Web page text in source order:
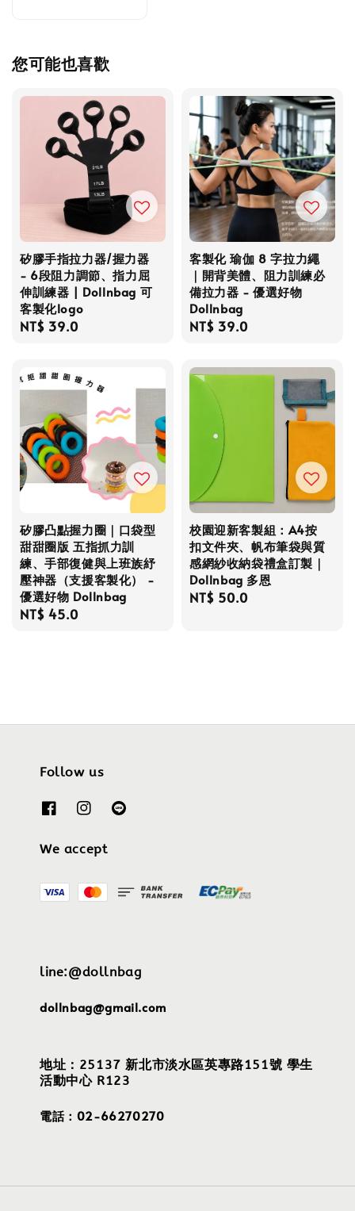
您可能也喜歡
矽膠手指拉力器/握力器
- 6段阻力調節、指力屈
伸訓練器 | Dollnbag 可
客製化logo
Regular
NT$ 39.0
客製化 瑜伽 8 字拉力繩
｜開背美體、阻力訓練必
備拉力器 - 優選好物
Dollnbag
Regular
NT$ 39.0
矽膠凸點握力圈｜口袋型
甜甜圈版 五指抓力訓
練、手部復健與上班族紓
壓神器（支援客製化） -
優選好物 Dollnbag
Regular
NT$ 45.0
校園迎新客製組：A4按
扣文件夾、帆布筆袋與質
感網紗收納袋禮盒訂製｜
Dollnbag 多恩
Regular
NT$ 50.0
Follow us
We accept
line:@dollnbag
dollnbag@gmail.com
地址：25137 新北市淡水區英專路151號 學生
活動中心 R123
電話：02-66270270